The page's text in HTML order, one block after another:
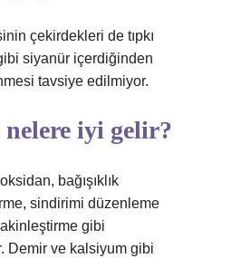
çekirdekleri de tıpkı
siyanür içerdiğinden
tavsiye edilmiyor.
iyi gelir?
bağışıklık
sindirimi düzenleme
gibi
Demir ve kalsiyum gibi